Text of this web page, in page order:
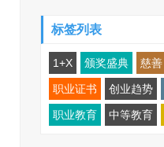
标签列表
1+X 颁奖盛典 慈善
职业证书 创业趋势
职业教育 中等教育